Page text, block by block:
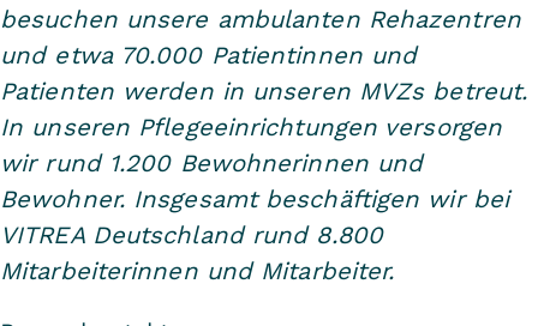
besuchen unsere ambulanten Rehazentren
und etwa 70.000 Patientinnen und
Patienten werden in unseren MVZs betreut.
In unseren Pflegeeinrichtungen versorgen
wir rund 1.200 Bewohnerinnen und
Bewohner. Insgesamt beschäftigen wir bei
VITREA Deutschland rund 8.800
Mitarbeiterinnen und Mitarbeiter.